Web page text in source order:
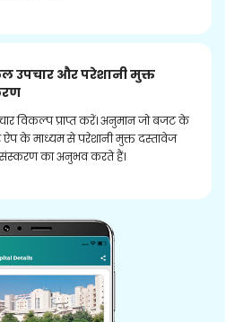
और परेशानी मुक्त
विकल्प प्राप्त करें। अनुमान जो बजट के
के माध्यम से परेशानी मुक्त दस्तावेज
का अनुभव करते हैं।